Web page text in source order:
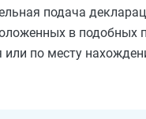
подача
в подобных
по месту